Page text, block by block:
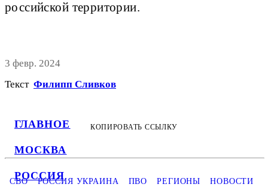
ГЛАВНОЕ
МОСКВА
РОССИЯ
российской территории.
3 февр. 2024
Текст Филипп Сливков
КОПИРОВАТЬ ССЫЛКУ
СВО РОССИЯ УКРАИНА ПВО РЕГИОНЫ НОВОСТИ